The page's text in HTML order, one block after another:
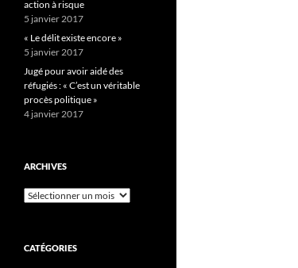
action à risque
5 janvier 2017
« Le délit existe encore »
5 janvier 2017
Jugé pour avoir aidé des
réfugiés : « C’est un véritable
procès politique »
4 janvier 2017
ARCHIVES
Archives
CATÉGORIES